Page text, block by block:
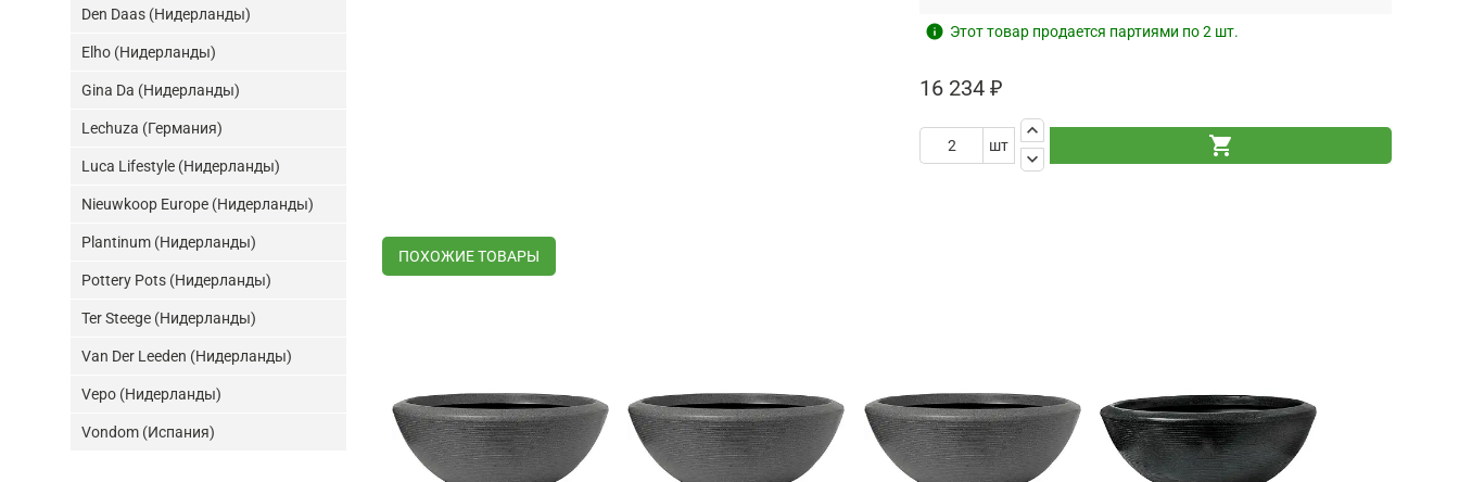
info Этот товар продается партиями по 2 шт.
16 234 ₽
шт
keyboard_arrow_up
keyboard_arrow_down
shopping_cart
ПОХОЖИЕ ТОВАРЫ
Den Daas (Нидерланды)
Elho (Нидерланды)
Gina Da (Нидерланды)
Lechuza (Германия)
Luca Lifestyle (Нидерланды)
Nieuwkoop Europe (Нидерланды)
Plantinum (Нидерланды)
Pottery Pots (Нидерланды)
Ter Steege (Нидерланды)
Van Der Leeden (Нидерланды)
Vepo (Нидерланды)
Vondom (Испания)